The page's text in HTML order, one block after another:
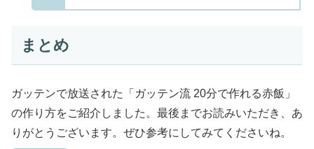
まとめ
ガッテンで放送された「ガッテン流 20分で作れる赤飯」
の作り方をご紹介しました。最後までお読みいただき、あ
りがとうございます。ぜひ参考にしてみてくださいね。